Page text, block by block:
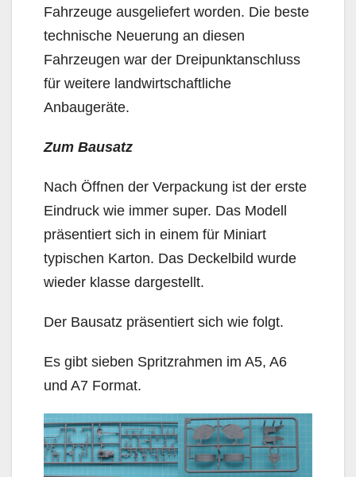
Fahrzeuge ausgeliefert worden. Die beste
technische Neuerung an diesen
Fahrzeugen war der Dreipunktanschluss
für weitere landwirtschaftliche
Anbaugeräte.
Zum Bausatz
Nach Öffnen der Verpackung ist der erste
Eindruck wie immer super. Das Modell
präsentiert sich in einem für Miniart
typischen Karton. Das Deckelbild wurde
wieder klasse dargestellt.
Der Bausatz präsentiert sich wie folgt.
Es gibt sieben Spritzrahmen im A5, A6
und A7 Format.